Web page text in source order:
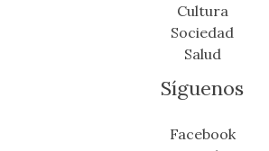
Cultura
Sociedad
Salud
Síguenos
Facebook